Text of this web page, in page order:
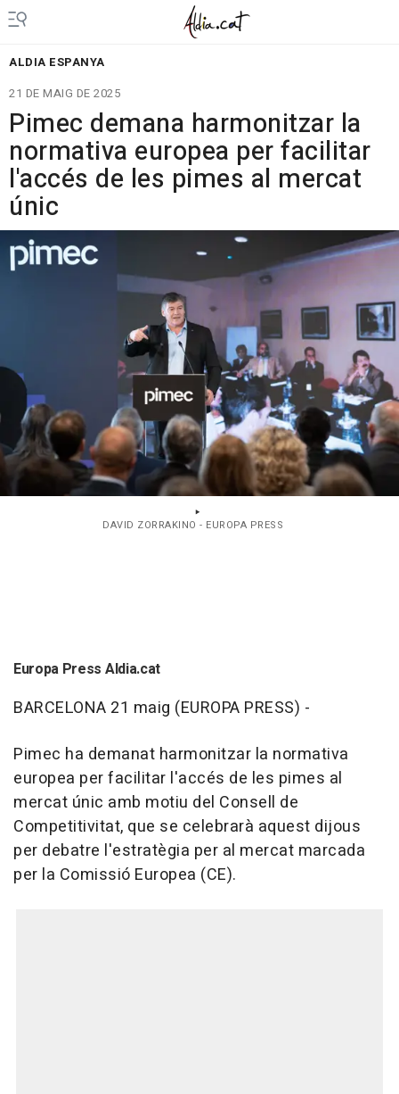
ALDIA ESPANYA
21 DE MAIG DE 2025
Pimec demana harmonitzar la
normativa europea per facilitar
l'accés de les pimes al mercat
únic
DAVID ZORRAKINO - EUROPA PRESS
Europa Press Aldia.cat
BARCELONA 21 maig (EUROPA PRESS) -
Pimec ha demanat harmonitzar la normativa
europea per facilitar l'accés de les pimes al
mercat únic amb motiu del Consell de
Competitivitat, que se celebrarà aquest dijous
per debatre l'estratègia per al mercat marcada
per la Comissió Europea (CE).